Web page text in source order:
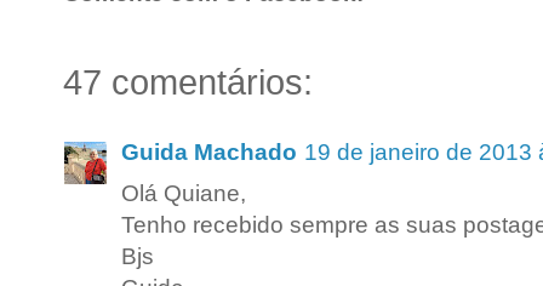
47 comentários:
Guida Machado 19 de janeiro de 2013
Olá Quiane,
Tenho recebido sempre as suas
Bjs